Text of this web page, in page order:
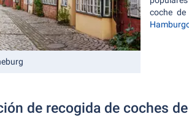
coche
de recogida de coches